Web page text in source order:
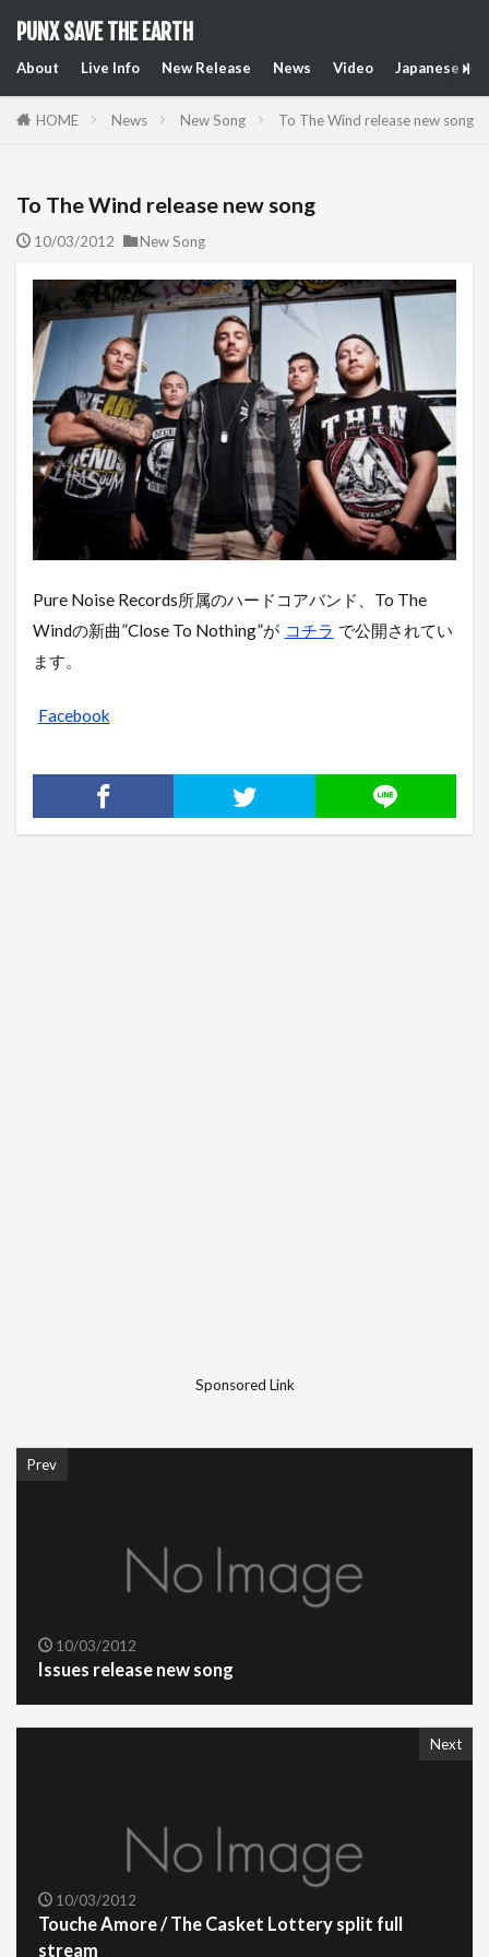
PUNX SAVE THE EARTH
About Live Info New Release News Video Japanese
HOME News New Song To The Wind release new song
To The Wind release new song
10/03/2012 New Song
Pure Noise Records所属のハードコアバンド、To The
Windの新曲”Close To Nothing”が コチラ で公開されてい
ます。
Facebook
Sponsored Link
Prev
10/03/2012
Issues release new song
Next
10/03/2012
Touche Amore / The Casket Lottery split full
stream